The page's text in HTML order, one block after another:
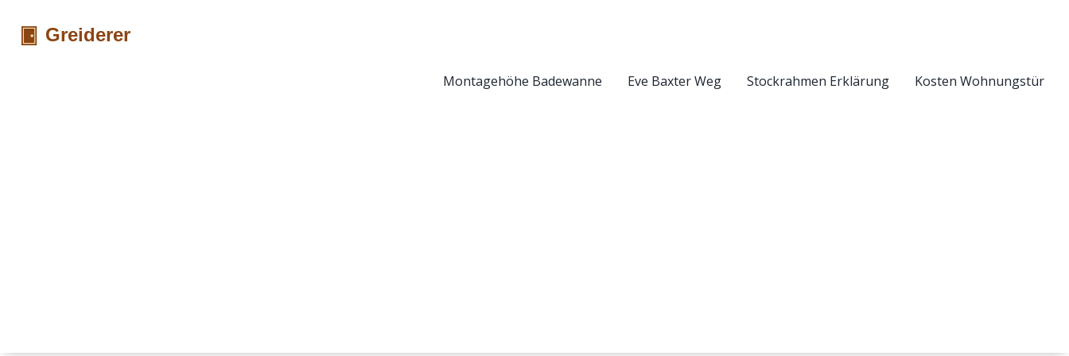
Montagehöhe Badewanne Eve Baxter Weg Stockrahmen Erklärung Kosten Wohnungstür